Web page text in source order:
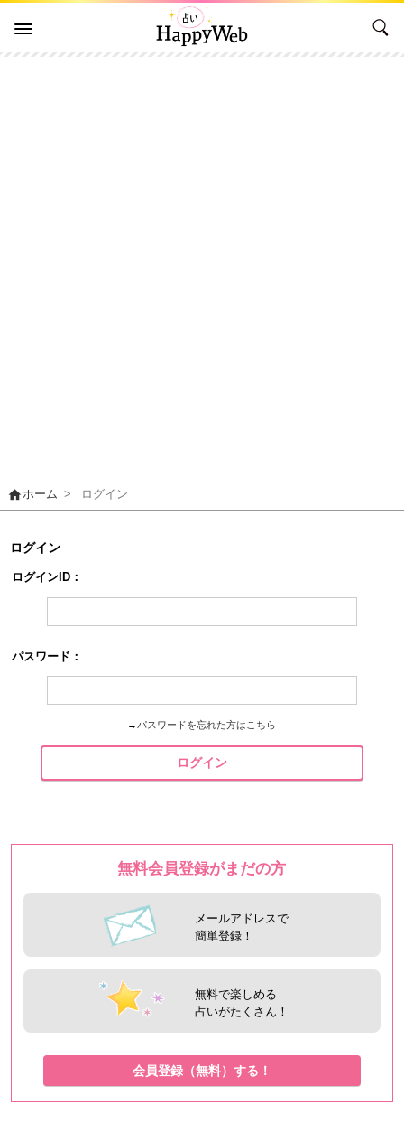
homeホーム > ログイン
ログイン
ログインID：
パスワード：
→ パスワードを忘れた方はこちら
ログイン
無料会員登録がまだの方
メールアドレスで
簡単登録！
無料で楽しめる
占いがたくさん！
会員登録（無料）する！